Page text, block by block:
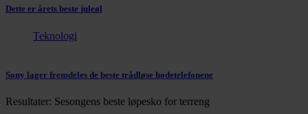
Dette er årets beste juleøl
Teknologi
Sony lager fremdeles de beste trådløse hodetelefonene
Resultater: Sesongens beste løpesko for terreng